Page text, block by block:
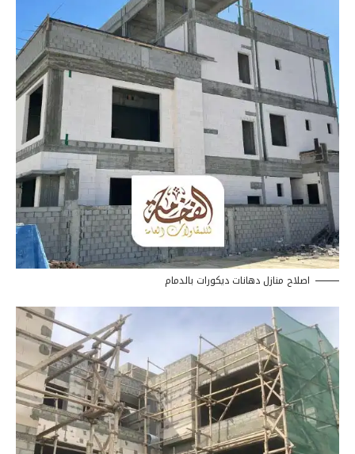
اصلاح منازل دهانات ديكورات بالدمام